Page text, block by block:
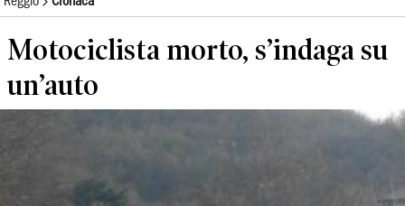
Motociclista morto, s’indaga su
un’auto